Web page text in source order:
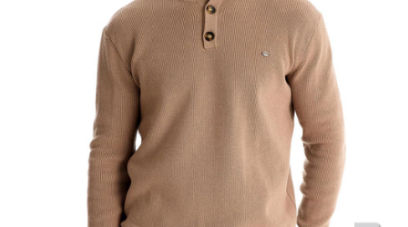
M (70-80kg)
L (80-90kg)
XL (90-100kg)
2XL (100-110kg)